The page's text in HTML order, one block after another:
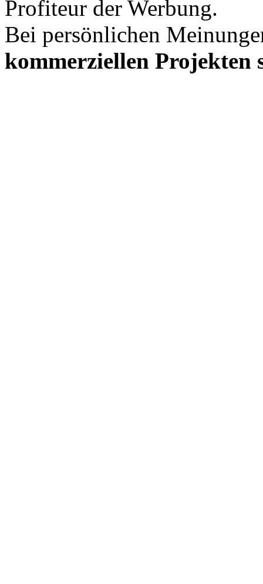
Profiteur der Werbung.
Bei persönlichen
kommerziellen Projekten